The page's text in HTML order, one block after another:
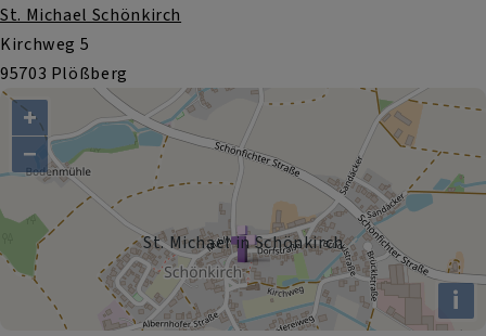
St. Michael Schönkirch
Kirchweg 5
95703 Plößberg
St. Michael in Schönkirch
+
−
i